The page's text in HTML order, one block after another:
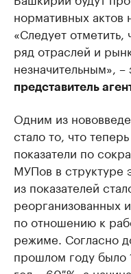
нормативных актов
«Следует
ряд отраслей и
незначительным»,
представитель
Одним из
стало то, что
показатели по
МУПов в структуре
из показателей
реорганизованных
по отношению к
режиме. Согласно
прошлом году было